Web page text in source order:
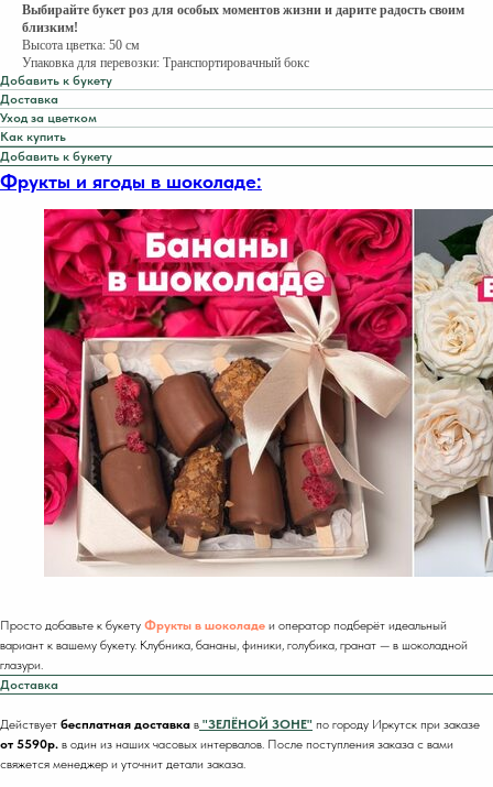
Выбирайте букет роз для особых моментов жизни и дарите радость своим
близким!
Высота цветка: 50 см
Упаковка для перевозки: Транспортировачный бокс
Добавить к букету
Доставка
Уход за цветком
Как купить
Добавить к букету
Фрукты и ягоды в шоколаде:
Просто добавьте к букету Фрукты в шоколаде и оператор подберёт идеальный
вариант к вашему букету. Клубника, бананы, финики, голубика, гранат — в шоколадной
глазури.
Доставка
Действует бесплатная доставка в "ЗЕЛЁНОЙ ЗОНЕ" по городу Иркутск при заказе
от 5590р. в один из наших часовых интервалов. После поступления заказа с вами
свяжется менеджер и уточнит детали заказа.